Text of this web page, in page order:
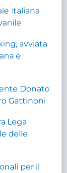
Italiana
avviata
e
Donato
Gattinoni
Lega
delle
per il